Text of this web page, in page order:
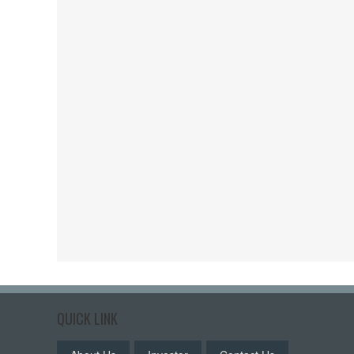
QUICK LINK